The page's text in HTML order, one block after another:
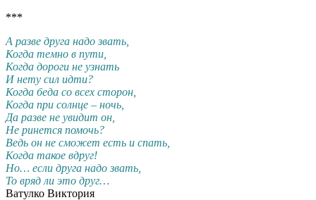
***
А разве друга надо звать,
Когда темно в пути,
Когда дороги не узнать
И нету сил идти?
Когда беда со всех сторон,
Когда при солнце – ночь,
Да разве не увидит он,
Не ринется помочь?
Ведь он не сможет есть и спать,
Когда такое вдруг!
Но… если друга надо звать,
То вряд ли это друг…
Ватулко Виктория